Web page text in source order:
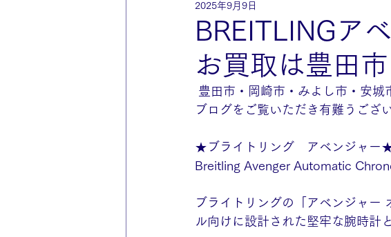
IY安城店（安城桜井町店に統合）
BREITLINGア
お買取は豊田
2025年9月9日
豊田市・岡崎市・みよし市・安城
ブログをご覧いただき有難うござ
★ブライトリング　アベンジャー
Breitling Avenger Automatic
ブライトリングの「アベンジャー
ル向けに設計された堅牢な腕時計